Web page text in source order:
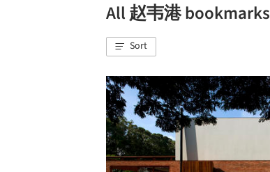
All 赵韦港 bookmarks
Sort